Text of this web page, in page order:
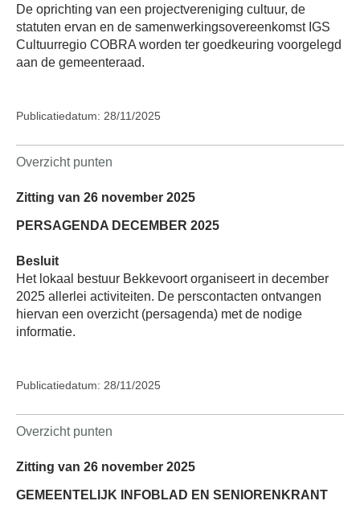
De oprichting van een projectvereniging cultuur, de
statuten ervan en de samenwerkingsovereenkomst IGS
Cultuurregio COBRA worden ter goedkeuring voorgelegd
aan de gemeenteraad.
Publicatiedatum: 28/11/2025
Overzicht punten
Zitting van 26 november 2025
PERSAGENDA DECEMBER 2025
Besluit
Het lokaal bestuur Bekkevoort organiseert in december
2025 allerlei activiteiten. De perscontacten ontvangen
hiervan een overzicht (persagenda) met de nodige
informatie.
Publicatiedatum: 28/11/2025
Overzicht punten
Zitting van 26 november 2025
GEMEENTELIJK INFOBLAD EN SENIORENKRANT